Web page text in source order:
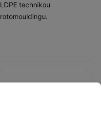
LDPE technikou
rotomouldingu.